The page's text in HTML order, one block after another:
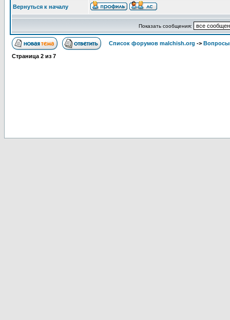
Вернуться к началу
Показать сообщения:
Список форумов malchish.org -> Вопросы
Страница 2 из 7